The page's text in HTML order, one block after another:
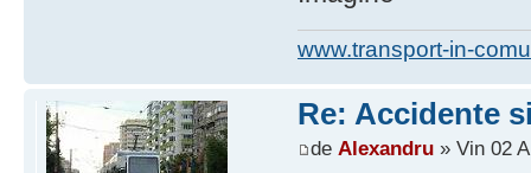
www.transport-in-
Re: Accidente
de Alexandru» Vin 02